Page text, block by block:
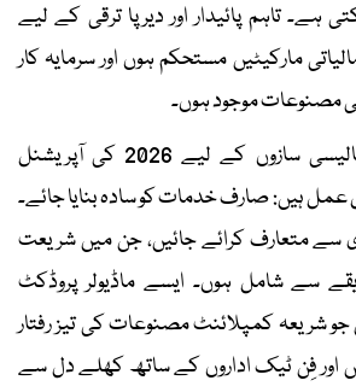
تاہم پائیدار اور دیرپا ترقی کے لیے
مارکیٹیں مستحکم ہوں اور سرمایہ کار
مصنوعات موجود ہوں۔
بینکنگ قیادت اور پالیسی سازوں کے لیے 2026 کی آپریشنل
عمل ہیں: صارف خدمات کو سادہ بنایا جائے۔
سے متعارف کرائے جائیں، جن میں شریعت
سے شامل ہوں۔ ایسے ماڈیولر پروڈکٹ
جو شریعہ کمپلائنٹ مصنوعات کی تیز رفتار
اور فِن ٹیک اداروں کے ساتھ کھلے دل سے